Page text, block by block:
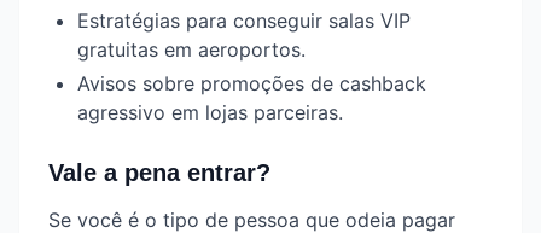
Estratégias para conseguir salas VIP
gratuitas em aeroportos.
Avisos sobre promoções de cashback
agressivo em lojas parceiras.
Vale a pena entrar?
Se você é o tipo de pessoa que odeia pagar